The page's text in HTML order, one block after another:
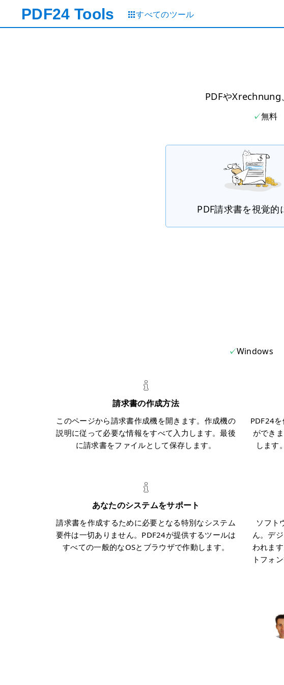
PDF24 Tools すべてのツール
PDFやXrechnung
無料
PDF請求書を視覚的
Windows
請求書の作成方法
このページから請求書作成機を開きます。作成機の
説明に従って必要な情報をすべて入力します。最後
に請求書をファイルとして保存します。
PDF24
ができ
します
あなたのシステムをサポート
請求書を作成するために必要となる特別なシステム
要件は一切ありません。PDF24が提供するツールは
すべての一般的なOSとブラウザで作動します。
ソフト
ん。デ
われま
トフォ